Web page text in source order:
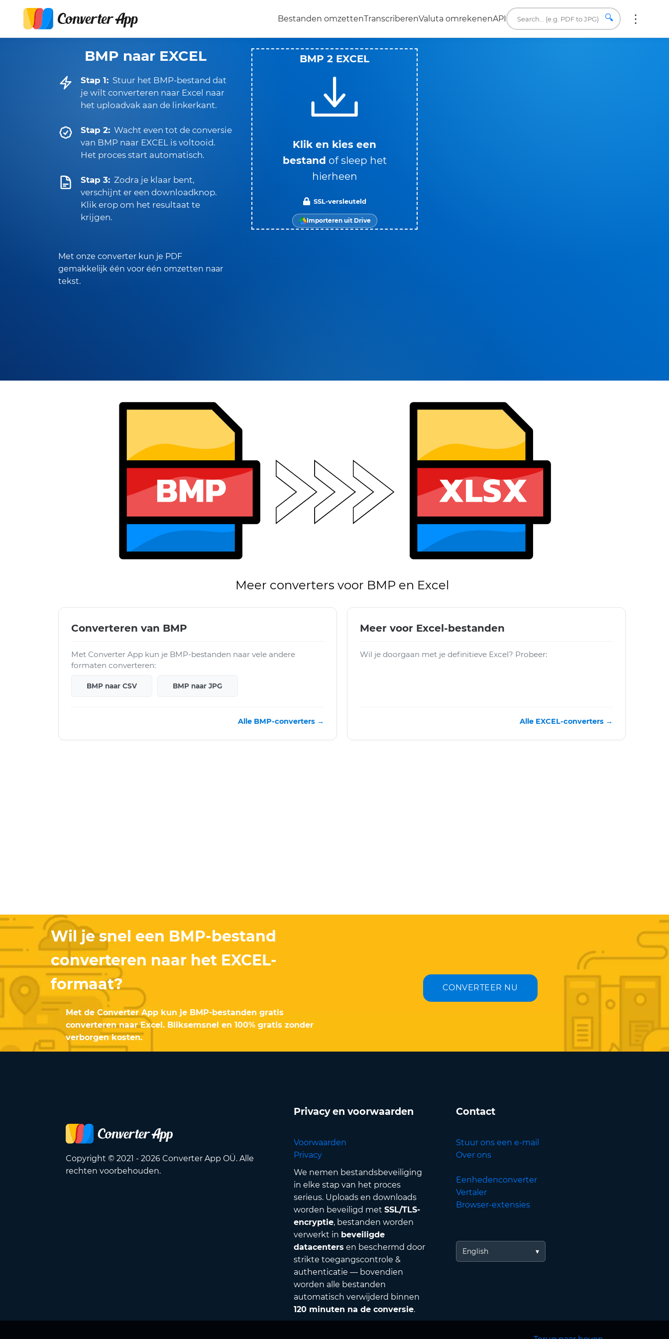
Bestanden omzettenTranscriberenValuta omrekenenAPI 🔍
BMP naar EXCEL
Stap 1: Stuur het BMP-bestand dat
je wilt converteren naar Excel naar
het uploadvak aan de linkerkant.
Stap 2: Wacht even tot de conversie
van BMP naar EXCEL is voltooid.
Het proces start automatisch.
Stap 3: Zodra je klaar bent,
verschijnt er een downloadknop.
Klik erop om het resultaat te
krijgen.
Met onze converter kun je PDF
gemakkelijk één voor één omzetten naar
tekst.
BMP 2 EXCEL
Klik en kies een
bestand of sleep het
hierheen
SSL-versleuteld
Importeren uit Drive
Meer converters voor BMP en Excel
Converteren van BMP
Met Converter App kun je BMP-bestanden naar vele andere
formaten converteren:
BMP naar CSV BMP naar JPG
Alle BMP-converters →
Meer voor Excel-bestanden
Wil je doorgaan met je definitieve Excel? Probeer:
Alle EXCEL-converters →
Wil je snel een BMP-bestand
converteren naar het EXCEL-
formaat?
Met de Converter App kun je BMP-bestanden gratis
converteren naar Excel. Bliksemsnel en 100% gratis zonder
verborgen kosten.
CONVERTEER NU
Copyright © 2021 - 2026 Converter App OÜ. Alle
rechten voorbehouden.
Privacy en voorwaarden
Voorwaarden
Privacy
We nemen bestandsbeveiliging
in elke stap van het proces
serieus. Uploads en downloads
worden beveiligd met SSL/TLS-
encryptie, bestanden worden
verwerkt in beveiligde
datacenters en beschermd door
strikte toegangscontrole &
authenticatie — bovendien
worden alle bestanden
automatisch verwijderd binnen
120 minuten na de conversie.
Contact
Stuur ons een e-mail
Over ons
Eenhedenconverter
Vertaler
Browser-extensies
English